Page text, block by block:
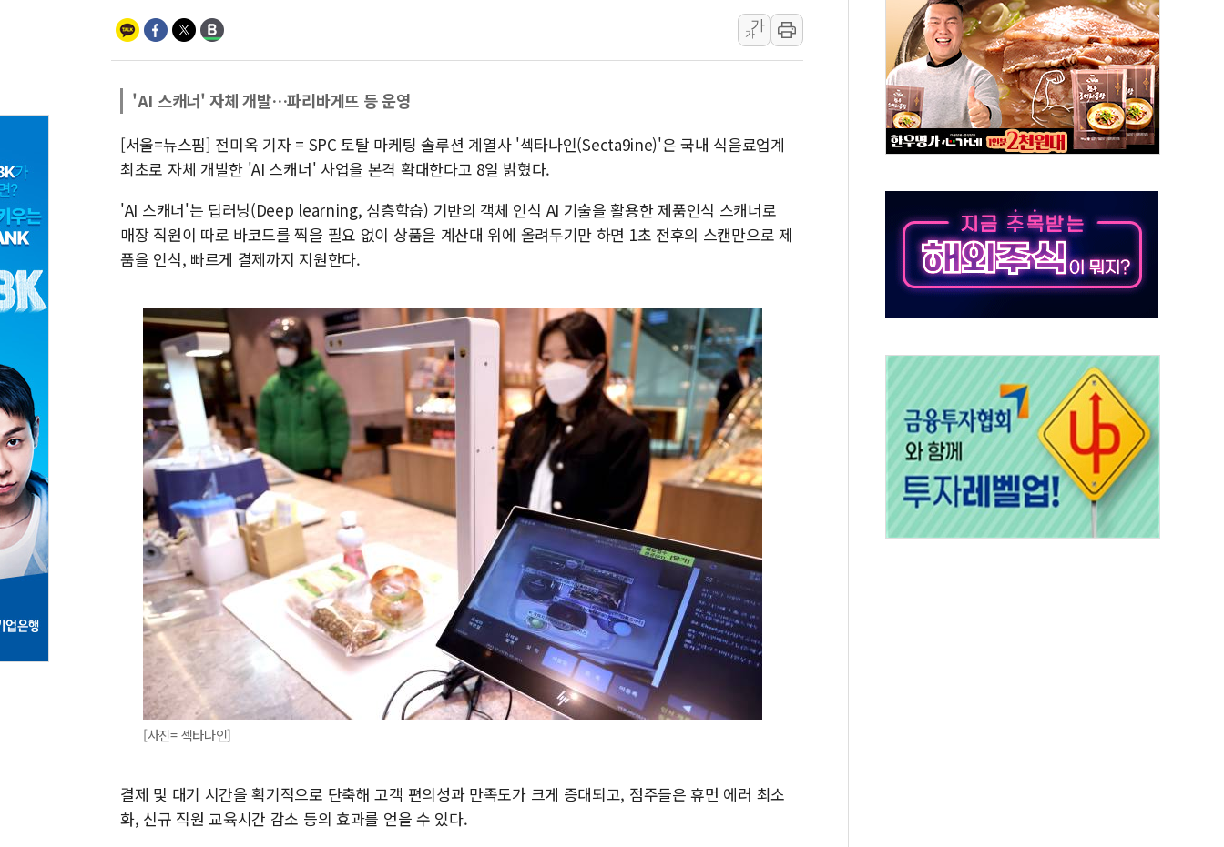
[속보] 민주, 경북 경선 결과 발표...김민석 47.37% 정청래 45.71% 송영길 6.92%
[속보] 민주, 대구 경선 결과 발표...정청래 47.82% 김민석 46.35% 송영길 5.83%
[속보] 민주, 강원 경선 결과 발표...김민석 50.30% 정청래 41.94% 송영길 7.76%
정재헌 CEO, SKT 장기고객 400명 맞이…"마음 잇는 시간 되길"
최태원, 노소영에 9440억 지급 확정되나…재상고 앞두고 막판 셈법
하나금융, 명동 소상공인에 '행복상자' 전달
병무청, 보충역 전면 손질… 예술·체육요원 최대 33% 감축
홈플러스發 대형마트 판매, 역대 최대폭 감소한 9.4%↓…유통업계 양극화 심화
윤준병·이해민 의원, '정부 특사'로 콜롬비아 대통령 취임식 참석
'호우·산사태 주의보' 울진 시간당 30mm 강한 비...호우 피해 없어
여야, 황희 '버스 하우스' 공방…野 "청년 우롱 기괴" vs 與 "송구한 해프닝"
가
가
'AI 스캐너' 자체 개발…파리바게뜨 등 운영
[서울=뉴스핌] 전미옥 기자 = SPC 토탈 마케팅 솔루션 계열사 '섹타나인(Secta9ine)'은 국내 식음료업계
최초로 자체 개발한 'AI 스캐너' 사업을 본격 확대한다고 8일 밝혔다.
'AI 스캐너'는 딥러닝(Deep learning, 심층학습) 기반의 객체 인식 AI 기술을 활용한 제품인식 스캐너로
매장 직원이 따로 바코드를 찍을 필요 없이 상품을 계산대 위에 올려두기만 하면 1초 전후의 스캔만으로 제
품을 인식, 빠르게 결제까지 지원한다.
[사진= 섹타나인]
결제 및 대기 시간을 획기적으로 단축해 고객 편의성과 만족도가 크게 증대되고, 점주들은 휴먼 에러 최소
화, 신규 직원 교육시간 감소 등의 효과를 얻을 수 있다.